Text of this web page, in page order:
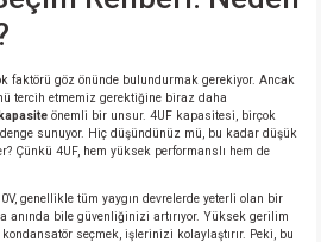
faktörü göz önünde bulundurmak gerekiyor. Ancak
tercih etmemiz gerektiğine biraz daha
kapasite önemli bir unsur. 4UF kapasitesi, birçok
sunuyor. Hiç düşündünüz mü, bu kadar düşük
Çünkü 4UF, hem yüksek performanslı hem de
genellikle tüm yaygın devrelerde yeterli olan bir
anında bile güvenliğinizi artırıyor. Yüksek gerilim
seçmek, işlerinizi kolaylaştırır. Peki, bu